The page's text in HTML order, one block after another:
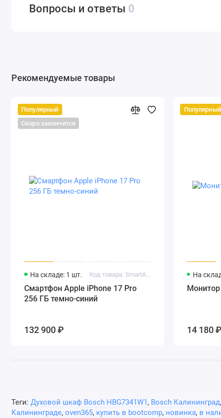
Вертел
Добавление воды для готовки с паром
Телескопические направляющие нет
Утапливаемые поворотные переключатели нет
Приложение для управления Home
Голосовой помощник
Защитное отключение есть
Мощность СВЧ 0 Вт
Вопросы и ответы 0
Рекомендуемые товары
Популярный
Скоро закончится
На складе: 1 шт. Код товара: SmartApple96
Смартфон Apple iPhone 17 Pro
256 ГБ темно-синий
132 900 ₽
Популярный
На
Монитор
14 180 ₽
Теги: Духовой шкаф Bosch HBG7341W1, Bosch Калининград,
Калининграде, oven365, купить в bootcomp, новинка, в